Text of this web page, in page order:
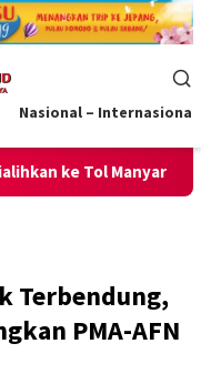
Nasional – Internasional
Momentum HUT ke-2
Terbendung,
PMA-AFN